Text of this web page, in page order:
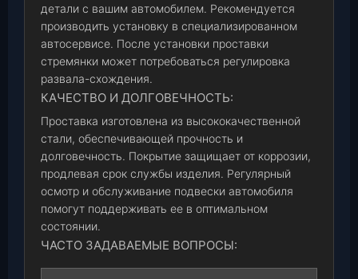
детали с вашим автомобилем. Рекомендуется
производить установку в специализированном
автосервисе. После установки проставки
стремянки может потребоваться регулировка
развала-схождения.
КАЧЕСТВО И ДОЛГОВЕЧНОСТЬ:
Проставка изготовлена из высококачественной
стали, обеспечивающей прочность и
долговечность. Покрытие защищает от коррозии,
продлевая срок службы изделия. Регулярный
осмотр и обслуживание подвески автомобиля
помогут поддерживать ее в оптимальном
состоянии.
ЧАСТО ЗАДАВАЕМЫЕ ВОПРОСЫ: